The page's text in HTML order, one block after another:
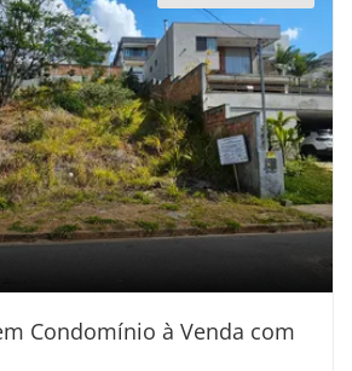
Condomínio à Venda com